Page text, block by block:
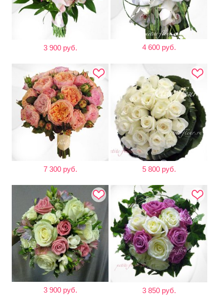
3 900 руб. 4 600 руб.
7 300 руб. 5 800 руб.
3 900 руб. 3 850 руб.